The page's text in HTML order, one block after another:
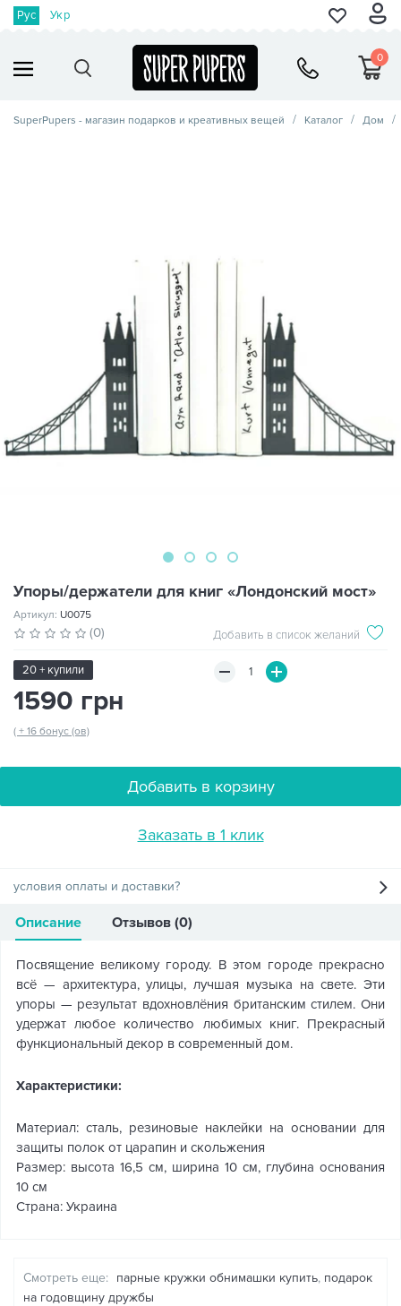
Рус Укр
0
SuperPupers - магазин подарков и креативных вещей Каталог Дом
Упоры/держатели для книг «Лондонский мост»
Артикул: U0075
(0) Добавить в список желаний
20 + купили
1590 грн
( + 16 бонус (ов)
Добавить в корзину
Заказать в 1 клик
условия оплаты и доставки?
Описание Отзывов (0)
Посвящение великому городу. В этом городе прекрасно
всё — архитектура, улицы, лучшая музыка на свете. Эти
упоры — результат вдохновлёния британским стилем. Они
удержат любое количество любимых книг. Прекрасный
функциональный декор в современный дом.
Характеристики:
Материал: сталь, резиновые наклейки на основании для
защиты полок от царапин и скольжения
Размер: высота 16,5 см, ширина 10 см, глубина основания
10 см
Страна: Украина
Смотреть еще: парные кружки обнимашки купить, подарок
на годовщину дружбы